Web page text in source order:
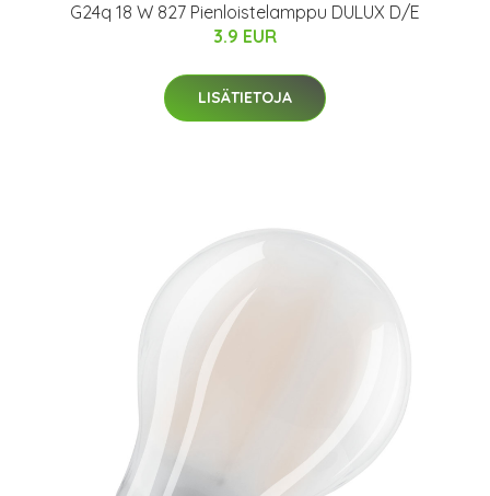
G24q 18 W 827 Pienloistelamppu DULUX D/E
3.9 EUR
LISÄTIETOJA